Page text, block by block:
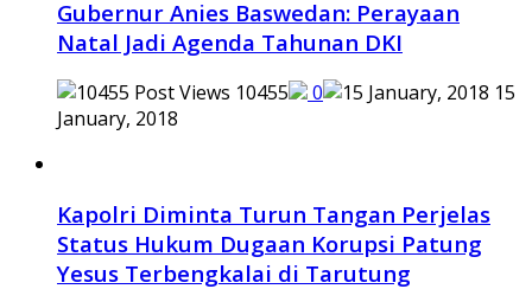
Gubernur Anies Baswedan: Perayaan
Natal Jadi Agenda Tahunan DKI
10455 0
15
January, 2018
Kapolri Diminta Turun Tangan Perjelas
Status Hukum Dugaan Korupsi Patung
Yesus Terbengkalai di Tarutung